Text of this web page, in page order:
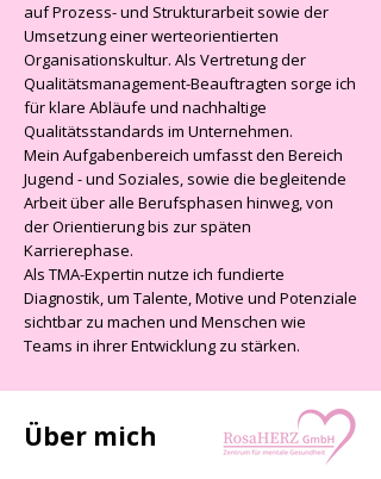
auf Prozess- und Strukturarbeit sowie der
Umsetzung einer werteorientierten
Organisationskultur. Als Vertretung der
Qualitätsmanagement-Beauftragten sorge ich
für klare Abläufe und nachhaltige
Qualitätsstandards im Unternehmen.
Mein Aufgabenbereich umfasst den Bereich
Jugend - und Soziales, sowie die begleitende
Arbeit über alle Berufsphasen hinweg, von
der Orientierung bis zur späten
Karrierephase.
Als TMA-Expertin nutze ich fundierte
Diagnostik, um Talente, Motive und Potenziale
sichtbar zu machen und Menschen wie
Teams in ihrer Entwicklung zu stärken.
Über mich